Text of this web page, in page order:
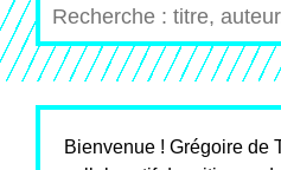
Moyen
Bienvenue ! Grégoire de